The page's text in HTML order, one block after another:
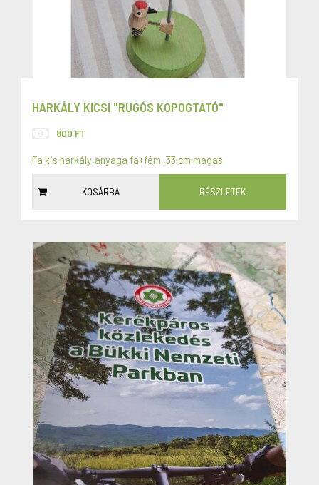
HARKÁLY KICSI "RUGÓS KOPOGTATÓ"
800 FT
Fa kis harkály,anyaga fa+fém ,33 cm magas
KOSÁRBA RÉSZLETEK